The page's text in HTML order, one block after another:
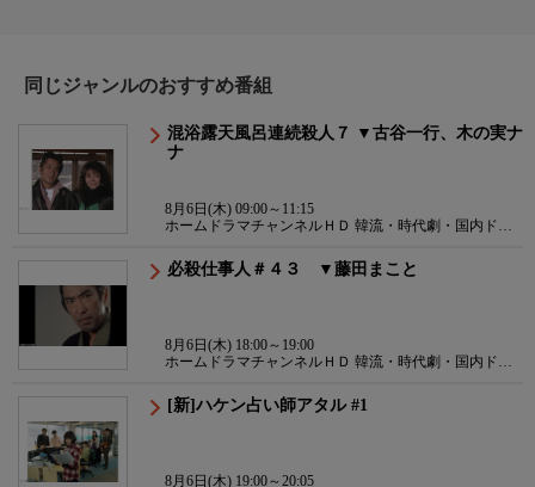
同じジャンルのおすすめ番組
混浴露天風呂連続殺人７ ▼古谷一行、木の実ナ
ナ
8月6日(木) 09:00～11:15
ホームドラマチャンネルＨＤ 韓流・時代劇・国内ドラ
必殺仕事人＃４３ ▼藤田まこと
8月6日(木) 18:00～19:00
ホームドラマチャンネルＨＤ 韓流・時代劇・国内ドラ
[新]ハケン占い師アタル #1
8月6日(木) 19:00～20:05